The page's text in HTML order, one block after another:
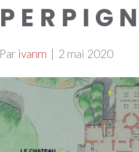
Par ivanm | 2 mai 2020